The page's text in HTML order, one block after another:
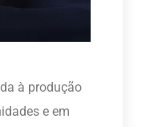
à produção
e em